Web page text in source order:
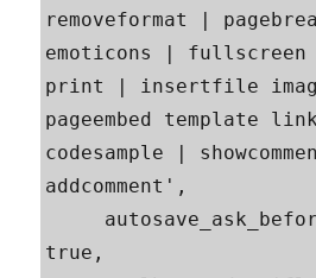
removeformat |
emoticons | fullscreen
print | insertfile
pageembed template
codesample |
addcomment',
true,